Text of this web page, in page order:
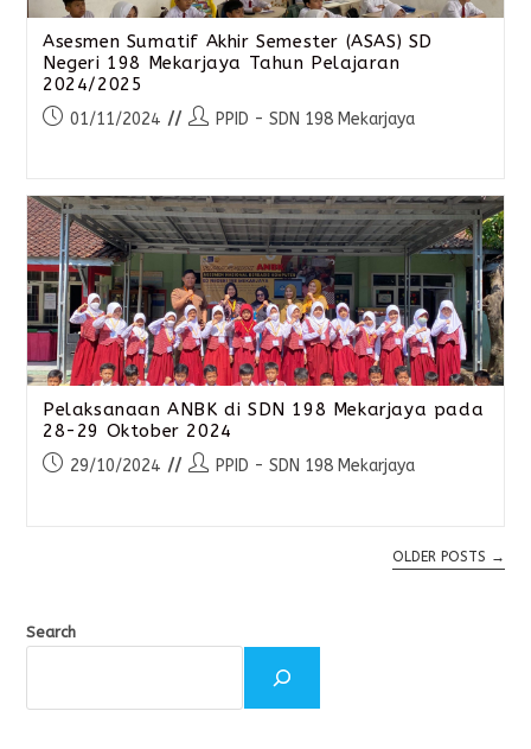
Asesmen Sumatif Akhir Semester (ASAS) SD
Negeri 198 Mekarjaya Tahun Pelajaran
2024/2025
01/11/2024 PPID - SDN 198 Mekarjaya
Pelaksanaan ANBK di SDN 198 Mekarjaya pada
28-29 Oktober 2024
29/10/2024 PPID - SDN 198 Mekarjaya
OLDER POSTS →
Search